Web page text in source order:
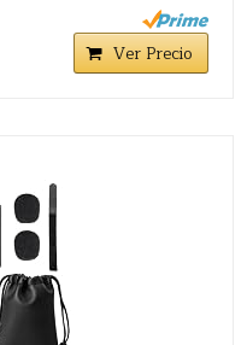
Ver Precio